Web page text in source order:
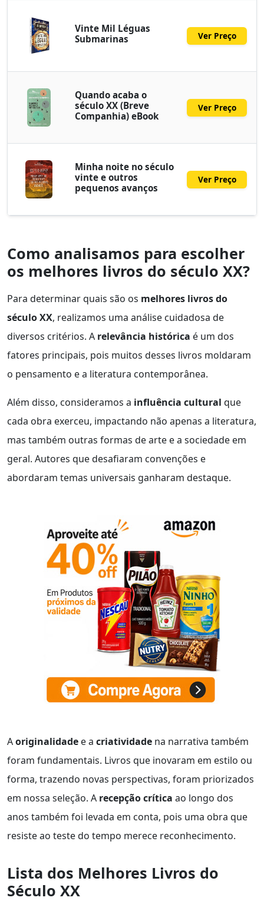
Vinte Mil Léguas
Submarinas
Ver Preço
Quando acaba o
século XX (Breve
Companhia) eBook
Ver Preço
Minha noite no século
vinte e outros
pequenos avanços
Ver Preço
Como analisamos para escolher
os melhores livros do século XX?
Para determinar quais são os melhores livros do
século XX, realizamos uma análise cuidadosa de
diversos critérios. A relevância histórica é um dos
fatores principais, pois muitos desses livros moldaram
o pensamento e a literatura contemporânea.
Além disso, consideramos a influência cultural que
cada obra exerceu, impactando não apenas a literatura,
mas também outras formas de arte e a sociedade em
geral. Autores que desafiaram convenções e
abordaram temas universais ganharam destaque.
Aoriginalidade e a criatividade na narrativa também
foram fundamentais. Livros que inovaram em estilo ou
forma, trazendo novas perspectivas, foram priorizados
em nossa seleção. A recepção crítica ao longo dos
anos também foi levada em conta, pois uma obra que
resiste ao teste do tempo merece reconhecimento.
Lista dos Melhores Livros do
Século XX